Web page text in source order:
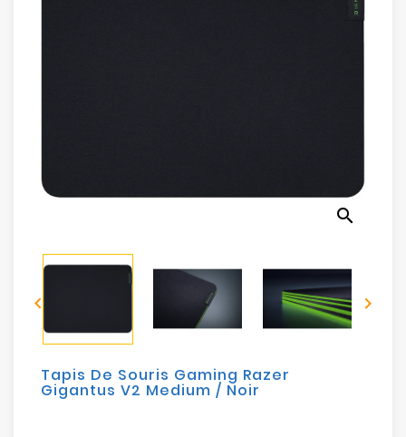
Bureautique
Sécurité
Mobilités
Loisirs
search
 
Tapis De Souris Gaming Razer
Gigantus V2 Medium / Noir